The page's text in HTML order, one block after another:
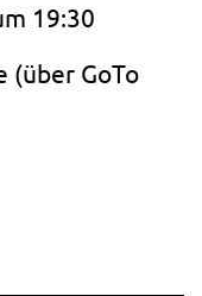
19:30
(über GoTo